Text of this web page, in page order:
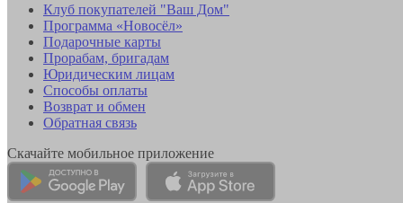
Клуб покупателей "Ваш Дом"
Программа «Новосёл»
Подарочные карты
Прорабам, бригадам
Юридическим лицам
Способы оплаты
Возврат и обмен
Обратная связь
Скачайте мобильное приложение